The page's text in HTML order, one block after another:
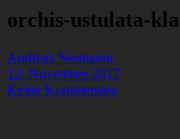
orchis-ustulata-
Andreas Neumann
12. November 2017
Keine Kommentare